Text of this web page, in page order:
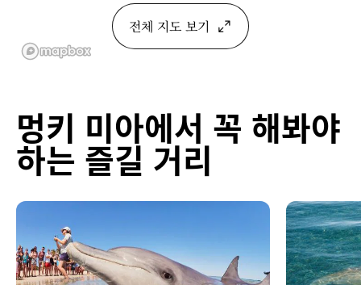
전체 지도 보기
멍키 미아에서 꼭 해봐야
하는 즐길 거리